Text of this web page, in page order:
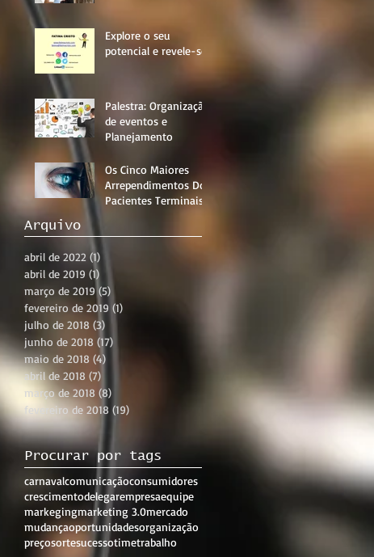
Explore o seu
potencial e revele-se
Palestra: Organização
de eventos e
Planejamento
Os Cinco Maiores
Arrependimentos Dos
Pacientes Terminais
Arquivo
abril de 2022 (1)
abril de 2019 (1)
março de 2019 (5)
fevereiro de 2019 (1)
julho de 2018 (3)
junho de 2018 (17)
maio de 2018 (4)
abril de 2018 (7)
março de 2018 (8)
fevereiro de 2018 (19)
Procurar por tags
carnavalcomunicaçãoconsumidores
crescimentodelegarempresaequipe
markegingmarketing 3.0mercado
mudançaoportunidadesorganização
preçosortesucessotimetrabalho